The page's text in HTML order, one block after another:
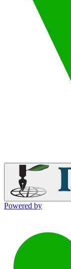
Powered by